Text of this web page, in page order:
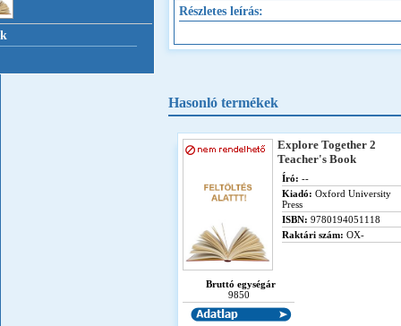
Részletes leírás:
Hasonló termékek
Explore Together 2
Teacher's Book
Író: --
Kiadó: Oxford University
Press
ISBN: 9780194051118
Raktári szám: OX-
Bruttó egységár
9850